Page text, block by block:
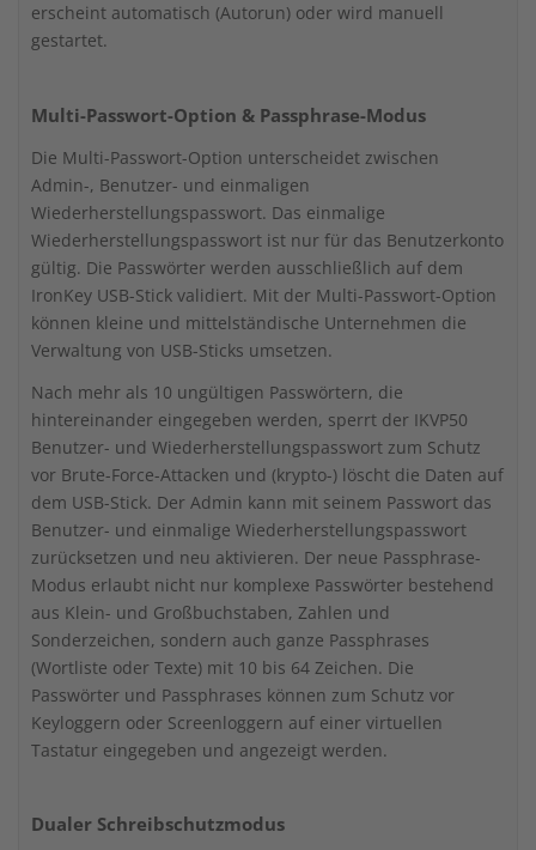
erscheint automatisch (Autorun) oder wird manuell
gestartet.
Multi-Passwort-Option & Passphrase-Modus
Die Multi-Passwort-Option unterscheidet zwischen
Admin-, Benutzer- und einmaligen
Wiederherstellungspasswort. Das einmalige
Wiederherstellungspasswort ist nur für das Benutzerkonto
gültig. Die Passwörter werden ausschließlich auf dem
IronKey USB-Stick validiert. Mit der Multi-Passwort-Option
können kleine und mittelständische Unternehmen die
Verwaltung von USB-Sticks umsetzen.
Nach mehr als 10 ungültigen Passwörtern, die
hintereinander eingegeben werden, sperrt der IKVP50
Benutzer- und Wiederherstellungspasswort zum Schutz
vor Brute-Force-Attacken und (krypto-) löscht die Daten auf
dem USB-Stick. Der Admin kann mit seinem Passwort das
Benutzer- und einmalige Wiederherstellungspasswort
zurücksetzen und neu aktivieren. Der neue Passphrase-
Modus erlaubt nicht nur komplexe Passwörter bestehend
aus Klein- und Großbuchstaben, Zahlen und
Sonderzeichen, sondern auch ganze Passphrases
(Wortliste oder Texte) mit 10 bis 64 Zeichen. Die
Passwörter und Passphrases können zum Schutz vor
Keyloggern oder Screenloggern auf einer virtuellen
Tastatur eingegeben und angezeigt werden.
Dualer Schreibschutzmodus